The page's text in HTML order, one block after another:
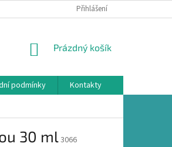
Přihlášení
NÁKUPNÍ
Prázdný košík
podmínky
Kontakty
30 ml3066